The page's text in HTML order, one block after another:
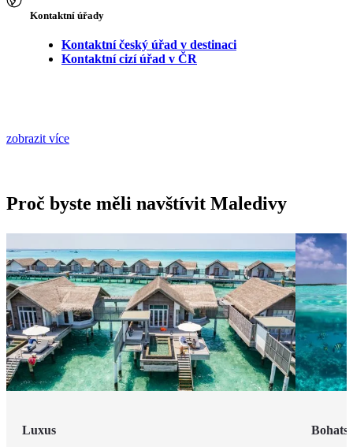
Kontaktní úřady
Kontaktní český úřad v destinaci
Kontaktní cizí úřad v ČR
zobrazit více
Proč byste měli navštívit Maledivy
Luxus